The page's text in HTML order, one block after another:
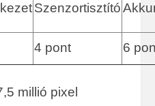
Szenzortisztító
4 pont 6
millió pixel